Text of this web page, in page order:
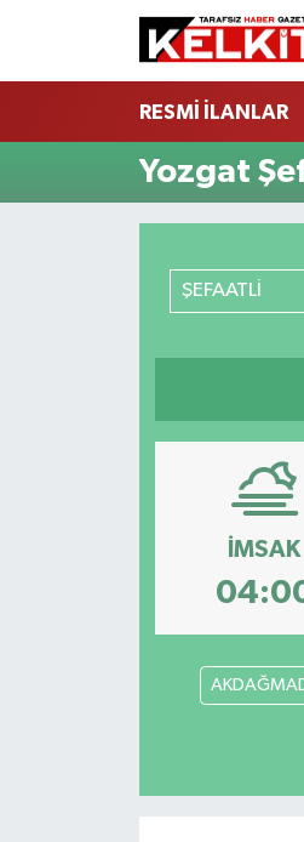
RESMİ İLANLAR
Yozgat
ŞEFAATLİ
İMSAK